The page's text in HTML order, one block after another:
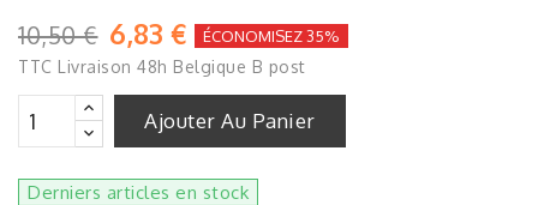
10,50 € 6,83 € ÉCONOMISEZ 35%
TTC Livraison 48h Belgique B post
Ajouter Au Panier
Derniers articles en stock